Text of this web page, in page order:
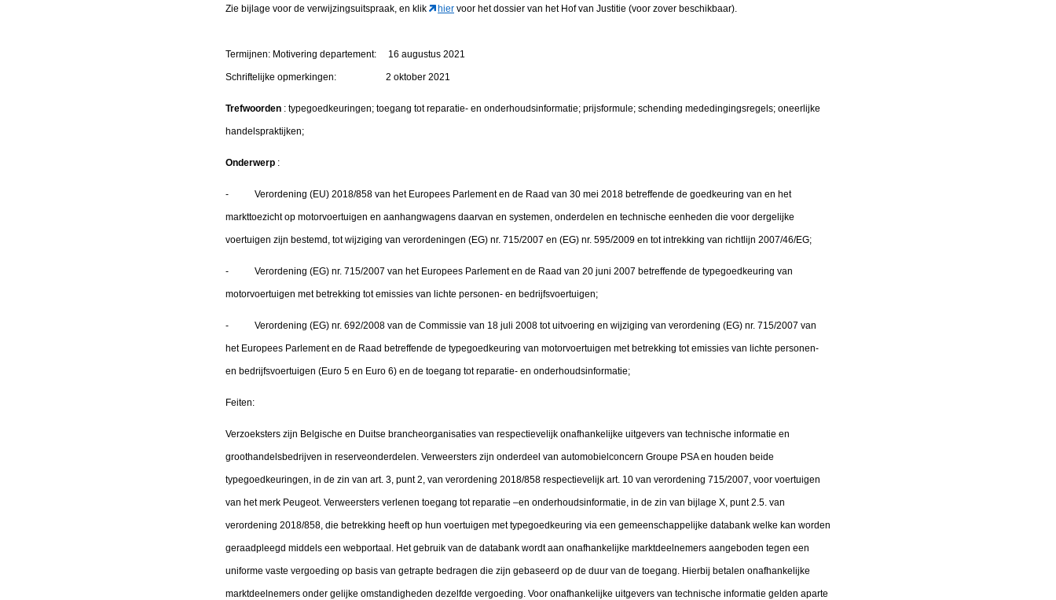
Zie bijlage voor de verwijzingsuitspraak, en klik hier voor het dossier van het Hof van Justitie (voor zover beschikbaar).
Termijnen: Motivering departement: 16 augustus 2021
Schriftelijke opmerkingen: 2 oktober 2021
Trefwoorden : typegoedkeuringen; toegang tot reparatie- en onderhoudsinformatie; prijsformule; schending mededingingsregels; oneerlijke
handelspraktijken;
Onderwerp :
- Verordening (EU) 2018/858 van het Europees Parlement en de Raad van 30 mei 2018 betreffende de goedkeuring van en het
markttoezicht op motorvoertuigen en aanhangwagens daarvan en systemen, onderdelen en technische eenheden die voor dergelijke
voertuigen zijn bestemd, tot wijziging van verordeningen (EG) nr. 715/2007 en (EG) nr. 595/2009 en tot intrekking van richtlijn 2007/46/EG;
- Verordening (EG) nr. 715/2007 van het Europees Parlement en de Raad van 20 juni 2007 betreffende de typegoedkeuring van
motorvoertuigen met betrekking tot emissies van lichte personen- en bedrijfsvoertuigen;
- Verordening (EG) nr. 692/2008 van de Commissie van 18 juli 2008 tot uitvoering en wijziging van verordening (EG) nr. 715/2007 van
het Europees Parlement en de Raad betreffende de typegoedkeuring van motorvoertuigen met betrekking tot emissies van lichte personen-
en bedrijfsvoertuigen (Euro 5 en Euro 6) en de toegang tot reparatie- en onderhoudsinformatie;
Feiten:
Verzoeksters zijn Belgische en Duitse brancheorganisaties van respectievelijk onafhankelijke uitgevers van technische informatie en
groothandelsbedrijven in reserveonderdelen. Verweersters zijn onderdeel van automobielconcern Groupe PSA en houden beide
typegoedkeuringen, in de zin van art. 3, punt 2, van verordening 2018/858 respectievelijk art. 10 van verordening 715/2007, voor voertuigen
van het merk Peugeot. Verweersters verlenen toegang tot reparatie –en onderhoudsinformatie, in de zin van bijlage X, punt 2.5. van
verordening 2018/858, die betrekking heeft op hun voertuigen met typegoedkeuring via een gemeenschappelijke databank welke kan worden
geraadpleegd middels een webportaal. Het gebruik van de databank wordt aan onafhankelijke marktdeelnemers aangeboden tegen een
uniforme vaste vergoeding op basis van getrapte bedragen die zijn gebaseerd op de duur van de toegang. Hierbij betalen onafhankelijke
marktdeelnemers onder gelijke omstandigheden dezelfde vergoeding. Voor onafhankelijke uitgevers van technische informatie gelden aparte